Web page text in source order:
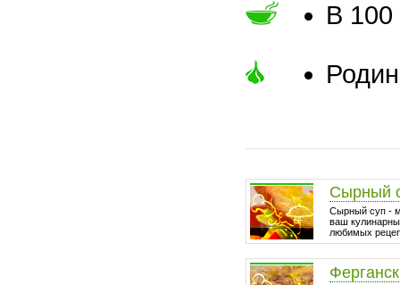
В 100
Сырный
Сырный суп -
ваш
любимых